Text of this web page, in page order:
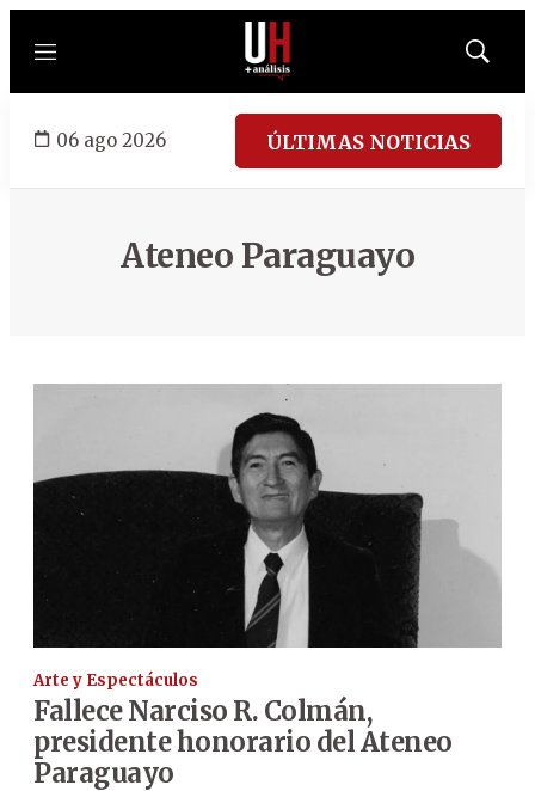
Menú
Mostrar
06 ago 2026 ÚLTIMAS NOTICIAS
Ateneo Paraguayo
Arte y Espectáculos
Fallece Narciso R. Colmán,
presidente honorario del Ateneo
Paraguayo